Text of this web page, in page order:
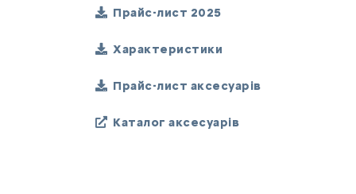
Прайс-лист 2025
Характеристики
Прайс-лист аксесуарів
Каталог аксесуарів